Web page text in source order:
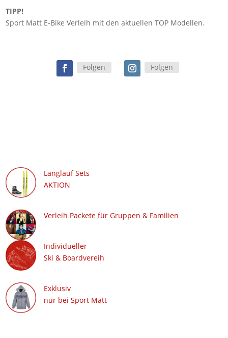
TIPP!
Sport Matt E-Bike Verleih mit den aktuellen TOP Modellen.
Folgen Folgen
Langlauf Sets
AKTION
Verleih Packete für Gruppen & Familien
Individueller
Ski & Boardvereih
Exklusiv
nur bei Sport Matt